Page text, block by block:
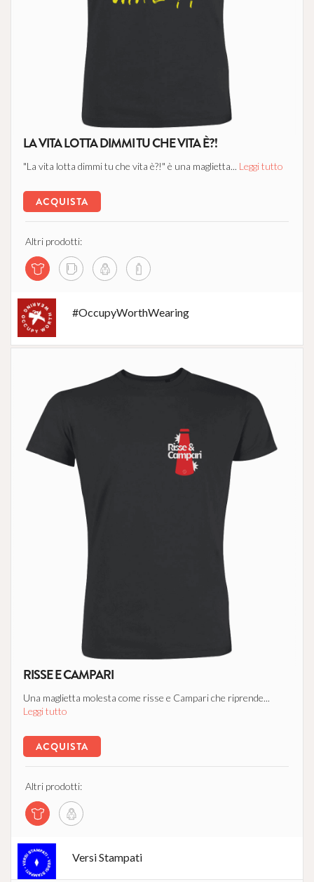
LA VITA LOTTA DIMMI TU CHE VITA È?!
"La vita lotta dimmi tu che vita è?!" è una maglietta... Leggi tutto
ACQUISTA
Altri prodotti:
#OccupyWorthWearing
RISSE E CAMPARI
Una maglietta molesta come risse e Campari che riprende...
Leggi tutto
ACQUISTA
Altri prodotti:
Versi Stampati